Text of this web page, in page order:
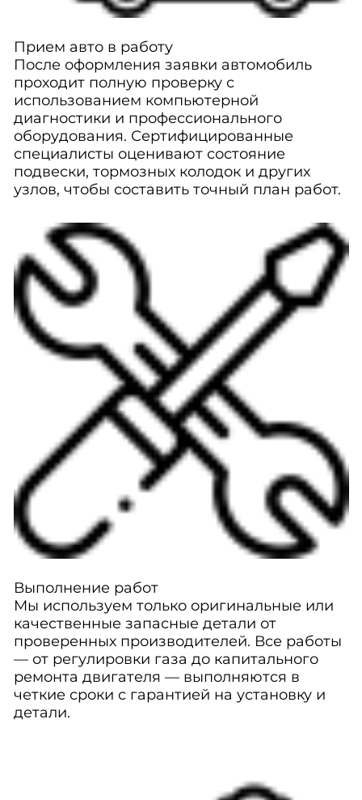
Прием авто в работу
После оформления заявки автомобиль
проходит полную проверку с
использованием компьютерной
диагностики и профессионального
оборудования. Сертифицированные
специалисты оценивают состояние
подвески, тормозных колодок и других
узлов, чтобы составить точный план работ.
Выполнение работ
Мы используем только оригинальные или
качественные запасные детали от
проверенных производителей. Все работы
— от регулировки газа до капитального
ремонта двигателя — выполняются в
четкие сроки с гарантией на установку и
детали.